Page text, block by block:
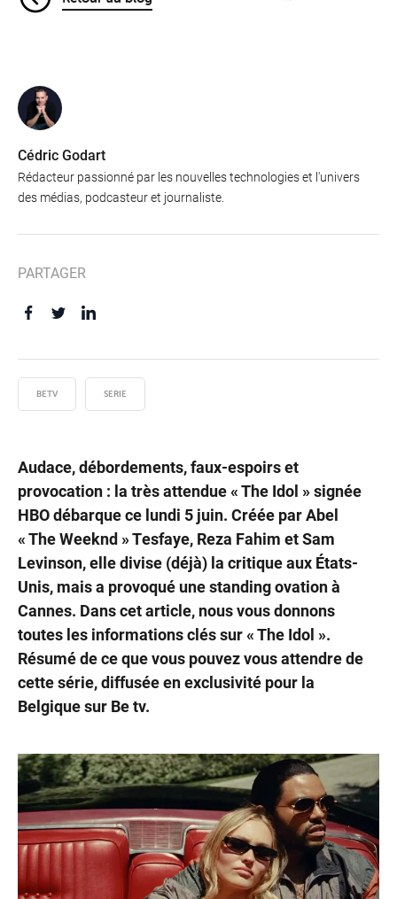
Audace, débordements, faux-espoirs et
provocation : la très attendue « The Idol » signée
HBO débarque ce lundi 5 juin. Créée par Abel
« The Weeknd » Tesfaye, Reza Fahim et Sam
Levinson, elle divise (déjà) la critique aux États-
Unis, mais a provoqué une standing ovation à
Cannes. Dans cet article, nous vous donnons
toutes les informations clés sur « The Idol ».
Résumé de ce que vous pouvez vous attendre de
cette série, diffuséeen exclusivité pour la
Belgique sur Be tv.
Cédric Godart
Rédacteur passionné par les nouvelles technologies et l'univers
des médias, podcasteur et journaliste.
PARTAGER
BETV SERIE